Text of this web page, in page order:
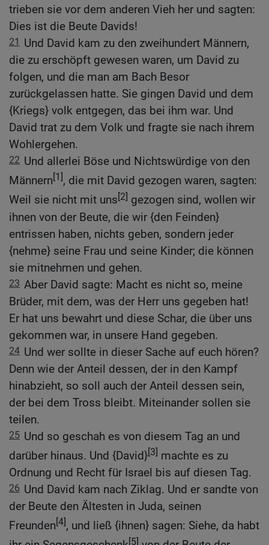
trieben sie vor dem anderen Vieh her und sagten:
Dies ist die Beute Davids!
21 Und David kam zu den zweihundert Männern,
die zu erschöpft gewesen waren, um David zu
folgen, und die man am Bach Besor
zurückgelassen hatte. Sie gingen David und dem
{Kriegs} volk entgegen, das bei ihm war. Und
David trat zu dem Volk und fragte sie nach ihrem
Wohlergehen.
22 Und allerlei Böse und Nichtswürdige von den
Männern[1], die mit David gezogen waren, sagten:
Weil sie nicht mit uns[2] gezogen sind, wollen wir
ihnen von der Beute, die wir {den Feinden}
entrissen haben, nichts geben, sondern jeder
{nehme} seine Frau und seine Kinder; die können
sie mitnehmen und gehen.
23 Aber David sagte: Macht es nicht so, meine
Brüder, mit dem, was der Herr uns gegeben hat!
Er hat uns bewahrt und diese Schar, die über uns
gekommen war, in unsere Hand gegeben.
24 Und wer sollte in dieser Sache auf euch hören?
Denn wie der Anteil dessen, der in den Kampf
hinabzieht, so soll auch der Anteil dessen sein,
der bei dem Tross bleibt. Miteinander sollen sie
teilen.
25 Und so geschah es von diesem Tag an und
darüber hinaus. Und {David}[3] machte es zu
Ordnung und Recht für Israel bis auf diesen Tag.
26 Und David kam nach Ziklag. Und er sandte von
der Beute den Ältesten in Juda, seinen
Freunden[4], und ließ {ihnen} sagen: Siehe, da habt
[5]